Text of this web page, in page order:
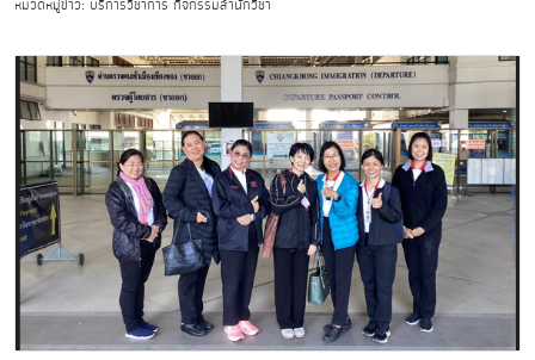
หมวดหมู่ข่าว: บริการวิชาการ กิจกรรมสำนักวิชา